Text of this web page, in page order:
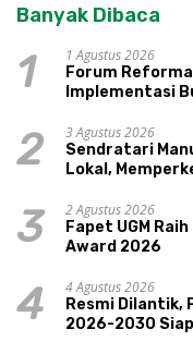
Banyak Dibaca
1
1 Agustus 2026
Forum
Implementasi
2
3 Agustus 2026
Sendratari
Lokal,
3
2 Agustus 2026
Fapet UGM
Award 2026
4
4 Agustus 2026
Resmi Dilantik,
2026-2030